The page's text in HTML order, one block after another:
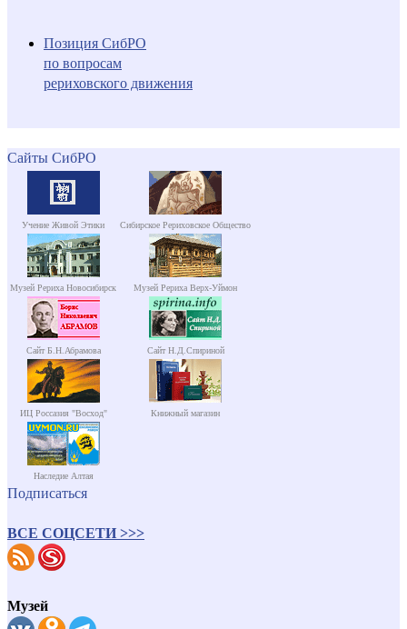
Позиция СибРО
по вопросам
рериховского движения
Сайты СибРО
Учение Живой Этики Сибирское Рериховское Общество
Музей Рериха Новосибирск Музей Рериха Верх-Уймон
Сайт Б.Н.Абрамова Сайт Н.Д.Спириной
ИЦ Россазия "Восход" Книжный магазин
Наследие Алтая
Подписаться
ВСЕ СОЦСЕТИ >>>
Музей